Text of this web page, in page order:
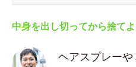
中身を出し切ってから捨て
ヘアスプレー